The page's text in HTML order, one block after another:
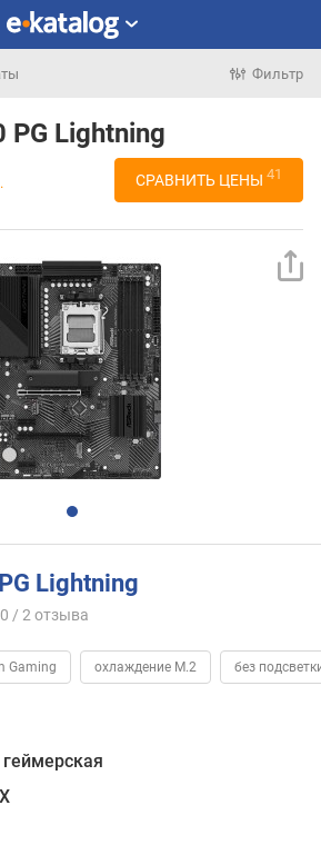
Фильтр
PG Lightning
СРАВНИТЬ ЦЕНЫ 41
Lightning
/2 отзыва
Gaming охлаждение M.2 без
геймерская